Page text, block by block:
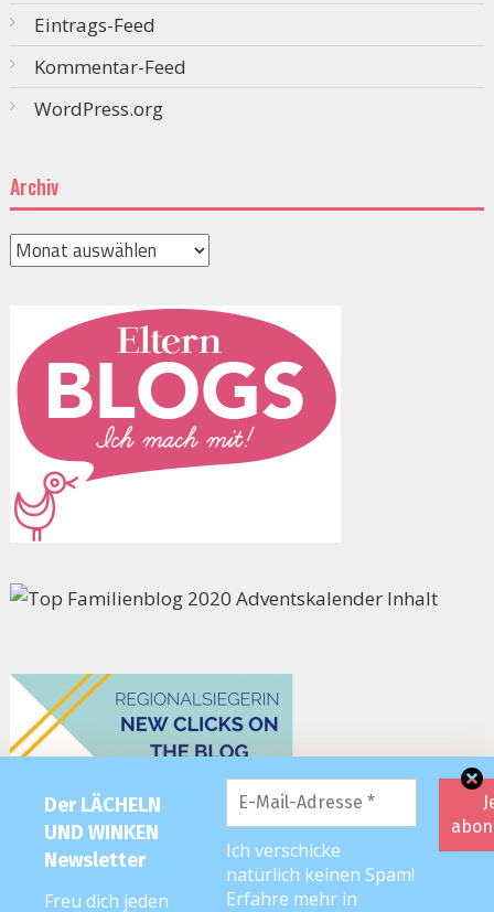
Der LÄCHELN
UND WINKEN
Newsletter
Freu dich jeden
Ich verschicke
natürlich keinen Spam!
Erfahre mehr in
Eintrags-Feed
Kommentar-Feed
WordPress.org
Archiv
Archiv